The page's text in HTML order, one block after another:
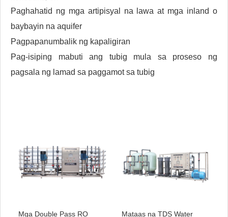
Paghahatid ng mga artipisyal na lawa at mga inland o
baybayin na aquifer
Pagpapanumbalik ng kapaligiran
Pag-isiping mabuti ang tubig mula sa proseso ng
pagsala ng lamad sa paggamot sa tubig
Mga Double Pass RO
Mataas na TDS Water